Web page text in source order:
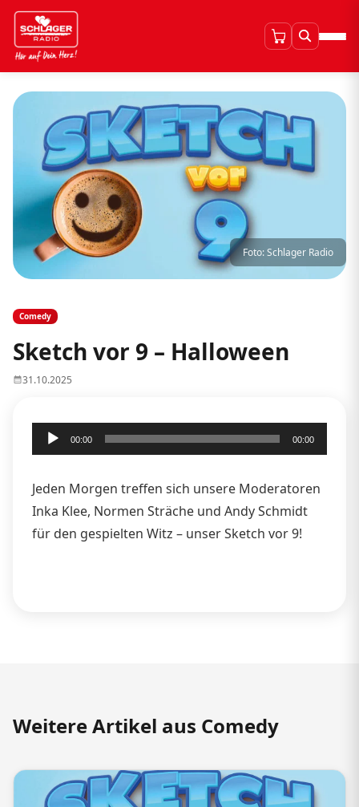
Foto: Schlager Radio
Comedy
Sketch vor 9 – Halloween
31.10.2025
Audio-
Player
00:00 00:00
Jeden Morgen treffen sich unsere Moderatoren
Inka Klee, Normen Sträche und Andy Schmidt
für den gespielten Witz – unser Sketch vor 9!
Weitere Artikel aus Comedy